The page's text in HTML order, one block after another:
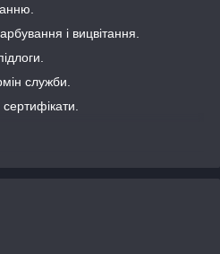
і вицвітання.
служби.
сертифікати.